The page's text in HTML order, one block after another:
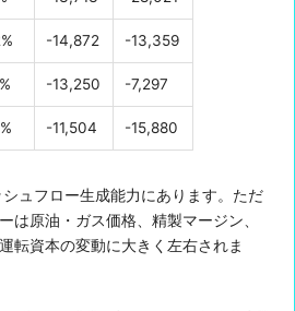
-14,872 -13,359
-13,250 -7,297
-11,504 -15,880
ュフロー生成能力にあります。ただ
は原油・ガス価格、精製マージン、
転資本の変動に大きく左右されま